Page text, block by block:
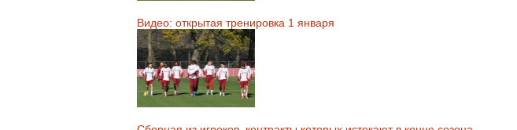
Видео: открытая тренировка 1 января